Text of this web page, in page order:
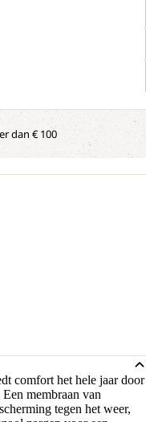
dan € 100
comfort het hele jaar door
membraan van
tegen het weer,